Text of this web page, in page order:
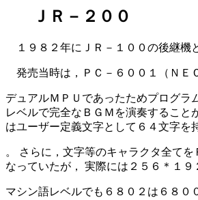
ＪＲ－２００
１９８２年にＪＲ－１００の後継機
発売当時は，ＰＣ－６００１（ＮＥ
デュアルＭＰＵであったためプログラ
レベルで完全なＢＧＭを演奏すること
はユーザー定義文字として６４文字を
。 さらに，文字等のキャラクタ全て
なっていたが， 実際には２５６＊１
マシン語レベルでも６８０２は６８０